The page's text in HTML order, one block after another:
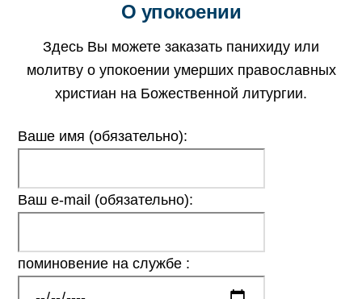
О упокоении
Здесь Вы можете заказать панихиду или
молитву о упокоении умерших православных
христиан на Божественной литургии.
Ваше имя (обязательно):
Ваш e-mail (обязательно):
поминовение на службе :